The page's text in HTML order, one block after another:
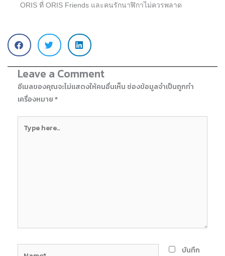
ORIS ที่ ORIS Friends และคนรักนาฬิกาไม่ควรพลาด
Leave a Comment
อีเมลของคุณจะไม่แสดงให้คนอื่นเห็น ช่องข้อมูลจำเป็นถูกทำ
เครื่องหมาย*
here..
บันทึก